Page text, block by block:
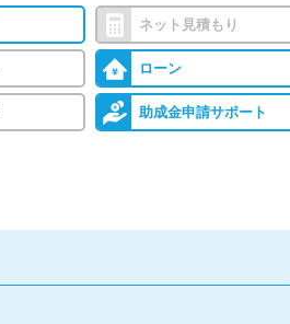
ネット見積もり
ローン
助成金申請サポート